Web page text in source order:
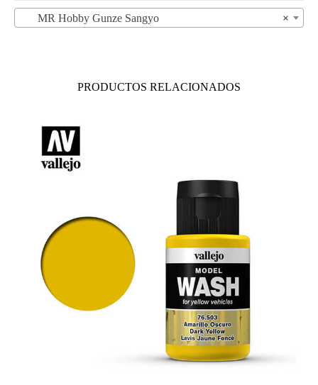
×
MR Hobby Gunze Sangyo
PRODUCTOS RELACIONADOS